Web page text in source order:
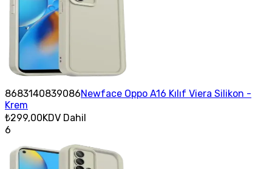
8683140839086Newface Oppo A16 Kılıf Viera Silikon -
Krem
₺299,00KDV Dahil
6